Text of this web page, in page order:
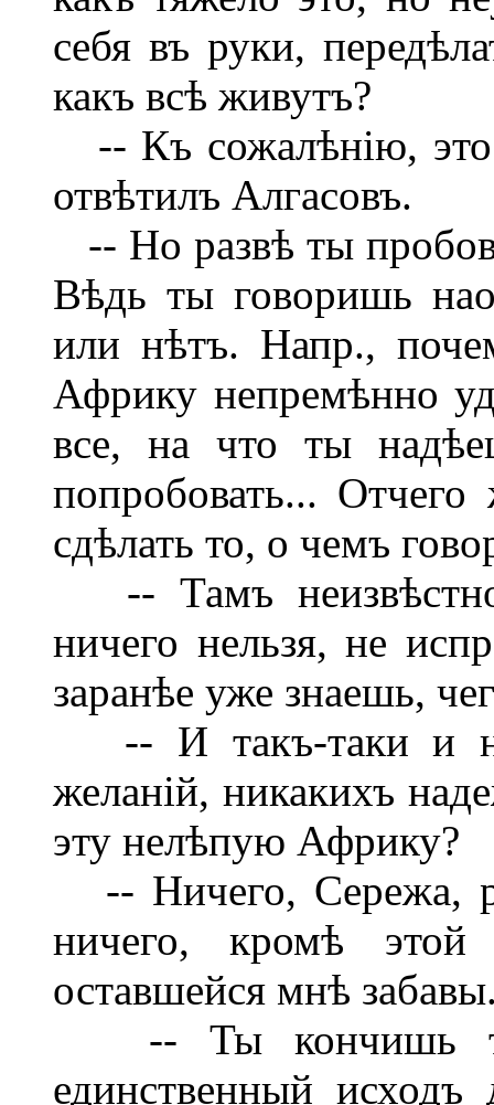
себя въ руки,
какъ всѣ живутъ?
-- Къ сожалѣнію, это
отвѣтилъ Алгасовъ.
-- Но развѣ ты
Вѣдь ты говоришь
или нѣтъ. Напр.,
Африку непремѣнно
все, на что ты
попробовать...
сдѣлать то, о чемъ
-- Тамъ
ничего нельзя, не
заранѣе уже знаешь,
-- И такъ-таки и
желаній, никакихъ
эту нелѣпую Африку?
-- Ничего, Сережа,
ничего, кромѣ
оставшейся мнѣ
-- Ты кончишь
единственный